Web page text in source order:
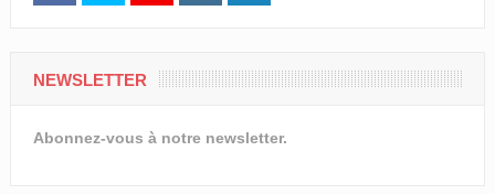
NEWSLETTER
Abonnez-vous à notre newsletter.